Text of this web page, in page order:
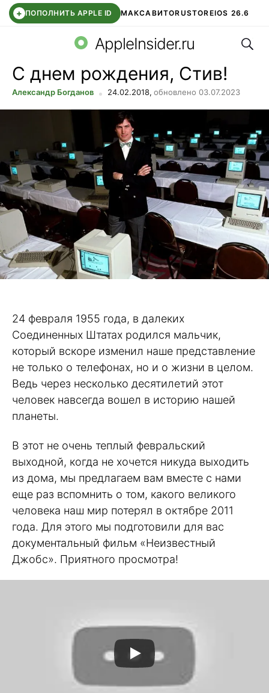
+ ПОПОЛНИТЬ APPLE ID МАКСАВИТОRUSTOREIOS 26.6
СБЕР КИДС ВТБ ОНЛАЙН ЧАТ В ROBLOX
AppleInsider.ru
С днем рождения, Стив!
Александр Богданов 24.02.2018, обновлено 03.07.2023
24 февраля 1955 года, в далеких
Соединенных Штатах родился мальчик,
который вскоре изменил наше представление
не только о телефонах, но и о жизни в целом.
Ведь через несколько десятилетий этот
человек навсегда вошел в историю нашей
планеты.
В этот не очень теплый февральский
выходной, когда не хочется никуда выходить
из дома, мы предлагаем вам вместе с нами
еще раз вспомнить о том, какого великого
человека наш мир потерял в октябре 2011
года. Для этого мы подготовили для вас
документальный фильм «Неизвестный
Джобс». Приятного просмотра!